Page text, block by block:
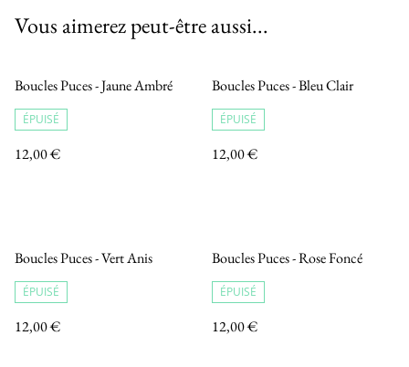
Vous aimerez peut-être aussi...
Boucles Puces - Jaune Ambré
ÉPUISÉ
12,00 €
Boucles Puces - Bleu Clair
ÉPUISÉ
12,00 €
Boucles Puces - Vert Anis
ÉPUISÉ
12,00 €
Boucles Puces - Rose Foncé
ÉPUISÉ
12,00 €